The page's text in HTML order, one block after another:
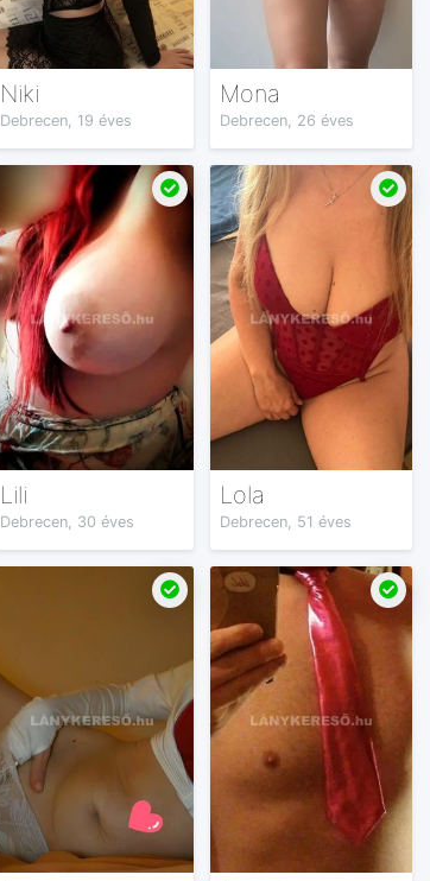
Niki
Debrecen, 19 éves
Mona
Debrecen, 26 éves
Lili
Debrecen, 30 éves
Lola
Debrecen, 51 éves